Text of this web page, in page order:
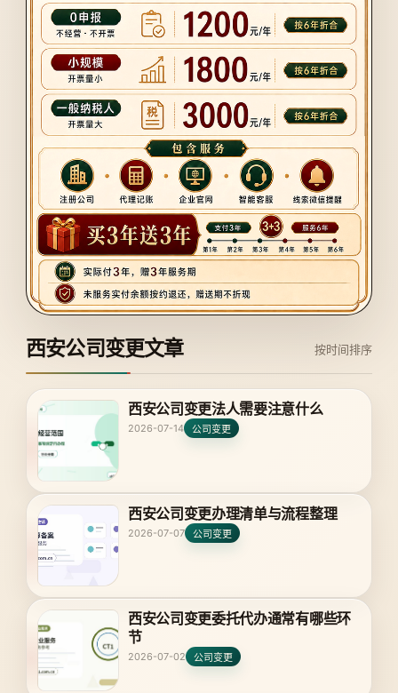
西安公司变更文章 按时间排序
西安公司变更法人需要注意什么
2026-07-14 公司变更
西安公司变更办理清单与流程整理
2026-07-07 公司变更
西安公司变更委托代办通常有哪些环
节
2026-07-02 公司变更